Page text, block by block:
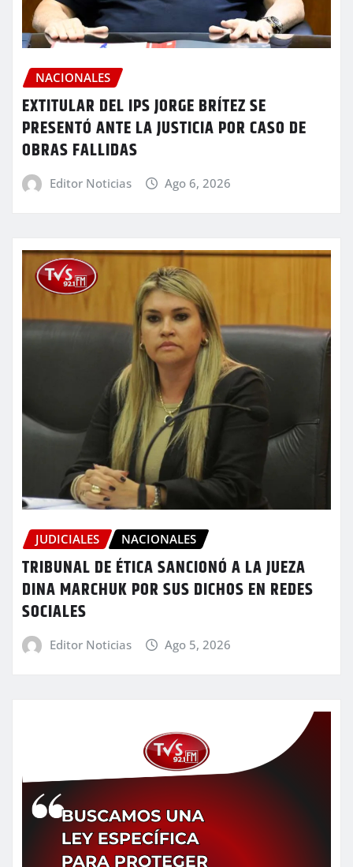
NACIONALES
EXTITULAR DEL IPS JORGE BRÍTEZ SE
PRESENTÓ ANTE LA JUSTICIA POR CASO DE
OBRAS FALLIDAS
Editor Noticias Ago 6, 2026
JUDICIALES NACIONALES
TRIBUNAL DE ÉTICA SANCIONÓ A LA JUEZA
DINA MARCHUK POR SUS DICHOS EN REDES
SOCIALES
Editor Noticias Ago 5, 2026